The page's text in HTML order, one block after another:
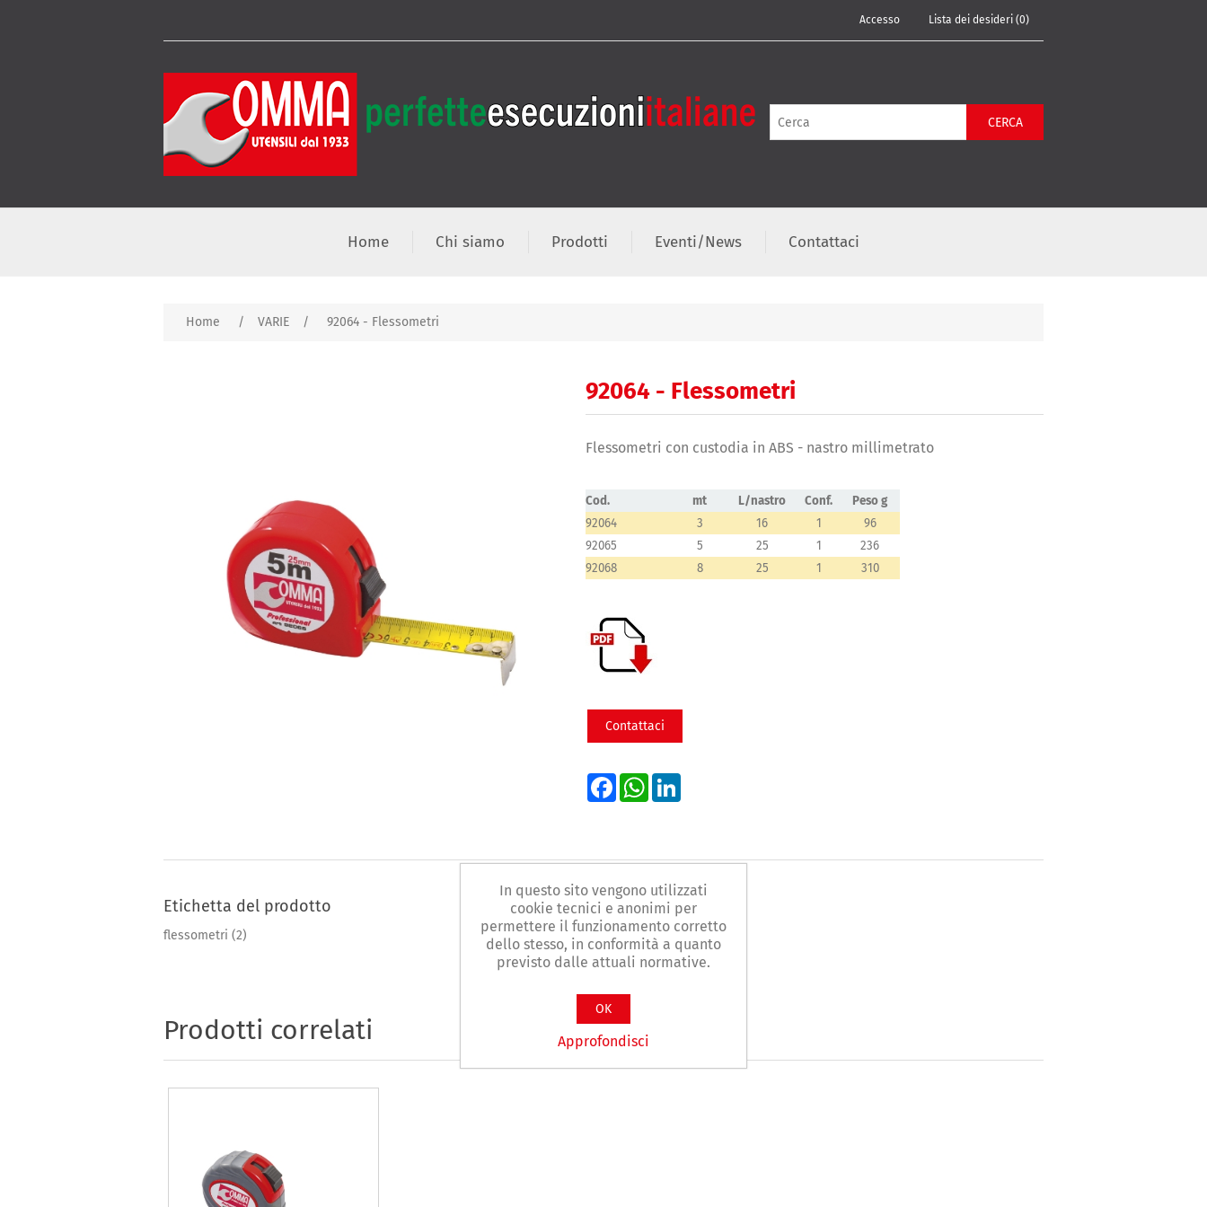
Accesso Lista dei desideri (0)
CERCA
Home Chi siamo Prodotti Eventi/News Contattaci
Home / VARIE / 92064 - Flessometri
92064 - Flessometri
Flessometri con custodia in ABS - nastro millimetrato
Cod. mt L/nastro Conf.
Peso g
92064
3 16 1
96
92065
5 25 1
236
92068
8 25 1 310
Contattaci
FacebookWhatsApp
Etichetta del prodotto
flessometri (2)
Prodotti correlati
In questo sito vengono utilizzati
cookie tecnici e anonimi per
permettere il funzionamento corretto
dello stesso, in conformità a quanto
previsto dalle attuali normative.
OK
Approfondisci